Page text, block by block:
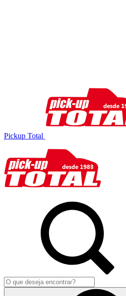
Pickup Total